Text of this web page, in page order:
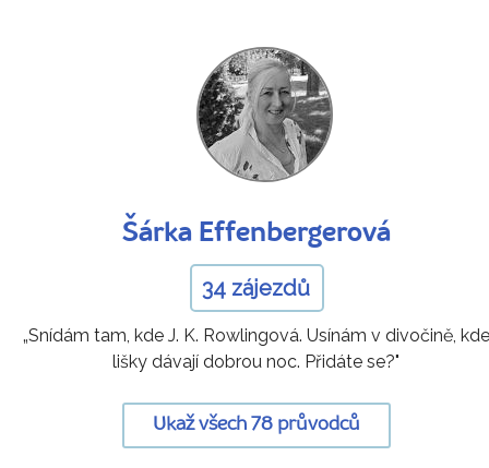
Šárka Effenbergerová
34 zájezdů
„Snídám tam, kde J. K. Rowlingová. Usínám v divočině, kde
lišky dávají dobrou noc. Přidáte se?"
Ukaž všech 78 průvodců